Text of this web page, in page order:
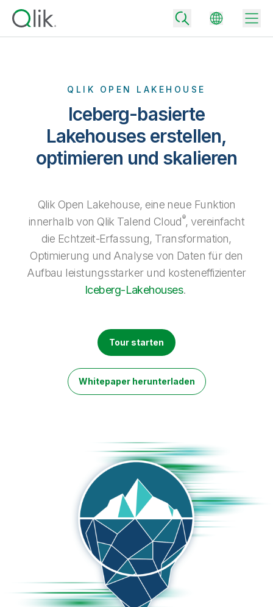
Back
Community
Kundensupport
Kundenportal
Onboarding
Produktdokumentation
Back
Unternehmen
Karriere
Presse
Weltweite Niederlassungen
Back
Qlik
Warum Qlik
Aus Daten werden geschäftliche Erfolge
Die Vorteile von Qlik-Datenintegration und -Analyse überall nutzen
Datenintegration
Back
schnell bereitstellen und fundierte Entscheidungen treffen
Preisgestaltung Analysen
Mit dem passenden Analysetarif mehr Einblick gewinnen und
bessere Ergebnisse erzielen
Back
Ressourcen-Bibliothek
QLIK OPEN LAKEHOUSE
Iceberg-basierte
Lakehouses erstellen,
optimieren und skalieren
Qlik Open Lakehouse, eine neue Funktion
innerhalb von Qlik Talend Cloud®, vereinfacht
die Echtzeit-Erfassung, Transformation,
Optimierung und Analyse von Daten für den
Aufbau leistungsstarker und kosteneffizienter
Iceberg-Lakehouses.
Tour starten
Whitepaper herunterladen